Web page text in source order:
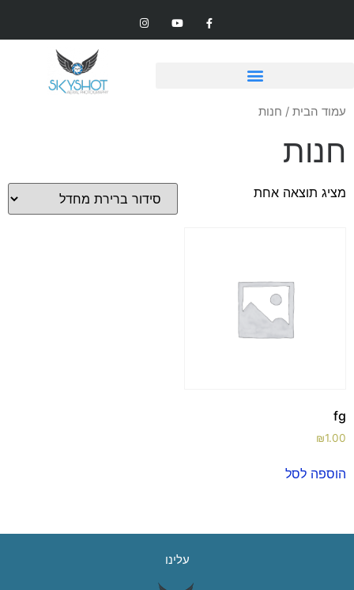
עמוד הבית / חנות
חנות
מציג תוצאה אחת
fg
₪1.00
הוספה לסל
עלינו